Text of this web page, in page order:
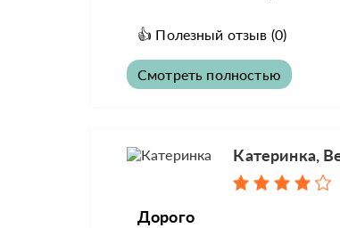
👍 Полезный отзыв (0)
Смотреть полностью
Катеринка,
Дорого